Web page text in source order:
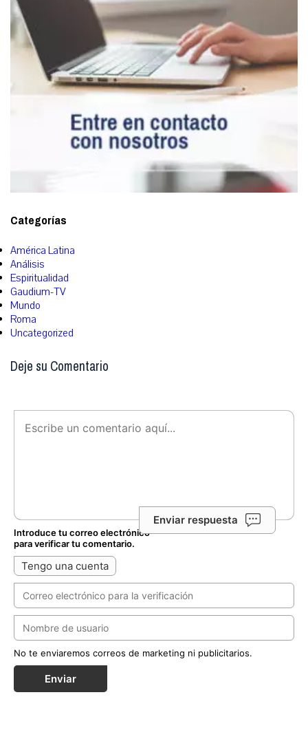
Categorías
América Latina
Análisis
Espiritualidad
Gaudium-TV
Mundo
Roma
Uncategorized
Deje su Comentario
Enviar respuesta
Introduce tu correo electrónico
para verificar tu comentario.
Tengo una cuenta
No te enviaremos correos de marketing ni publicitarios.
Enviar